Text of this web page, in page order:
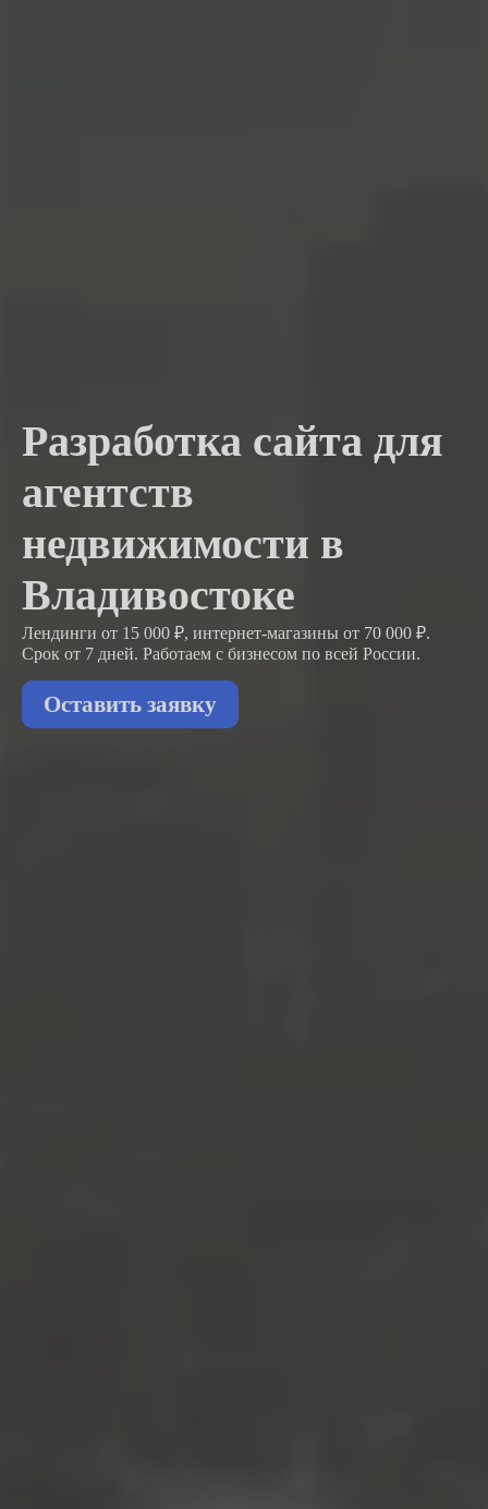
Разработка сайта для
агентств
недвижимости в
Владивостоке
Лендинги от 15 000 ₽, интернет-магазины от 70 000 ₽.
Срок от 7 дней. Работаем с бизнесом по всей России.
Оставить заявку